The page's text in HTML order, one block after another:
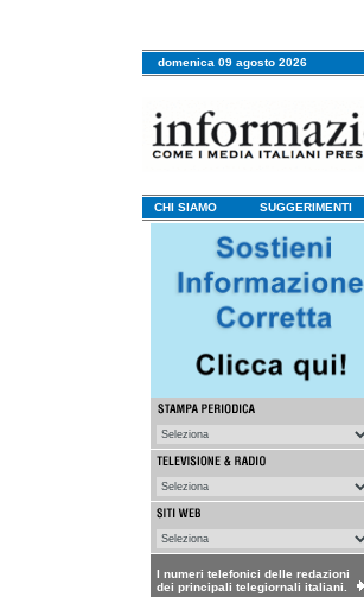
domenica 09 agosto 2026
CHI SIAMO SUGGERIMENTI
I numeri telefonici delle redazioni
dei principali telegiornali italiani.